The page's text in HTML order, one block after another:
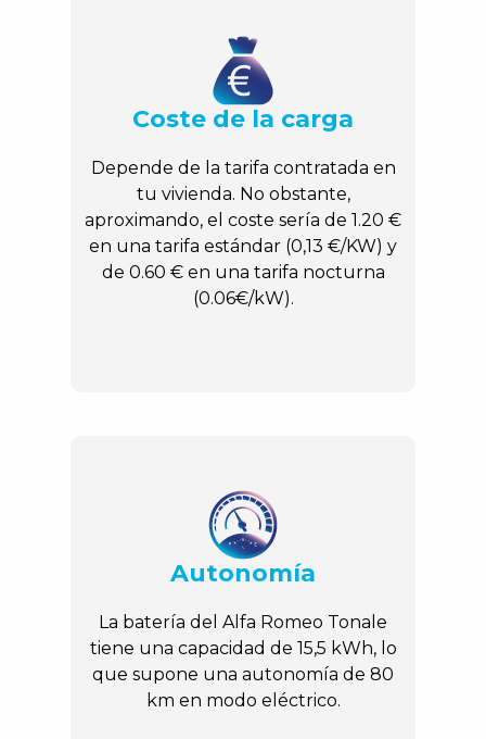
Coste de la carga
Depende de la tarifa contratada en
tu vivienda. No obstante,
aproximando, el coste sería de 1.20 €
en una tarifa estándar (0,13 €/KW) y
de 0.60 € en una tarifa nocturna
(0.06€/kW).
Autonomía
La batería del Alfa Romeo Tonale
tiene una capacidad de 15,5 kWh, lo
que supone una autonomía de 80
km en modo eléctrico.